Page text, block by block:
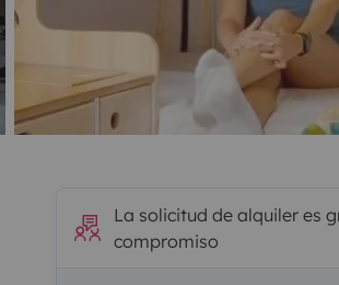
La solicitud de alquiler es
compromiso